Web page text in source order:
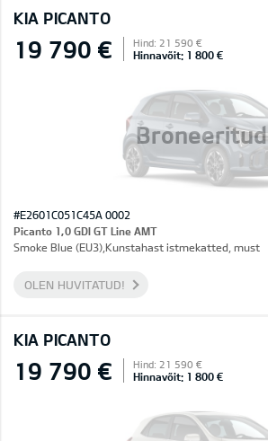
KIA PICANTO
Broneeritud
19 790 € Hind: 21 590 €
Hinnavõit: 1 800 €
#E2601C051C45A 0002
Picanto 1,0 GDI GT Line AMT
Smoke Blue (EU3),Kunstahast istmekatted, must
OLEN HUVITATUD!
KIA PICANTO
19 790 € Hind: 21 590 €
Hinnavõit: 1 800 €